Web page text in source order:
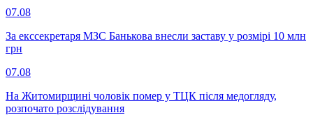
07.08
За екссекретаря МЗС Банькова внесли заставу у розмірі 10 млн
грн
07.08
На Житомирщині чоловік помер у ТЦК після медогляду,
розпочато розслідування